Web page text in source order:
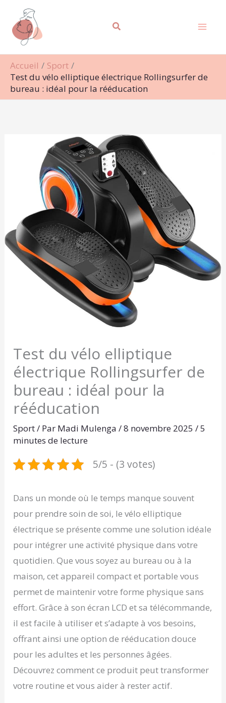
contenu
Accueil
Sport
Test du vélo elliptique électrique Rollingsurfer de
bureau : idéal pour la rééducation
Test du vélo elliptique
électrique Rollingsurfer de
bureau : idéal pour la
rééducation
Sport/ Par Madi Mulenga/8 novembre 2025/5
minutes de lecture
5/5 - (3 votes)
Dans un monde où le temps manque souvent
pour prendre soin de soi, le vélo elliptique
électrique se présente comme une solution idéale
pour intégrer une activité physique dans votre
quotidien. Que vous soyez au bureau ou à la
maison, cet appareil compact et portable vous
permet de maintenir votre forme physique sans
effort. Grâce à son écran LCD et sa télécommande,
il est facile à utiliser et s’adapte à vos besoins,
offrant ainsi une option de rééducation douce
pour les adultes et les personnes âgées.
Découvrez comment ce produit peut transformer
votre routine et vous aider à rester actif.
Rechercher